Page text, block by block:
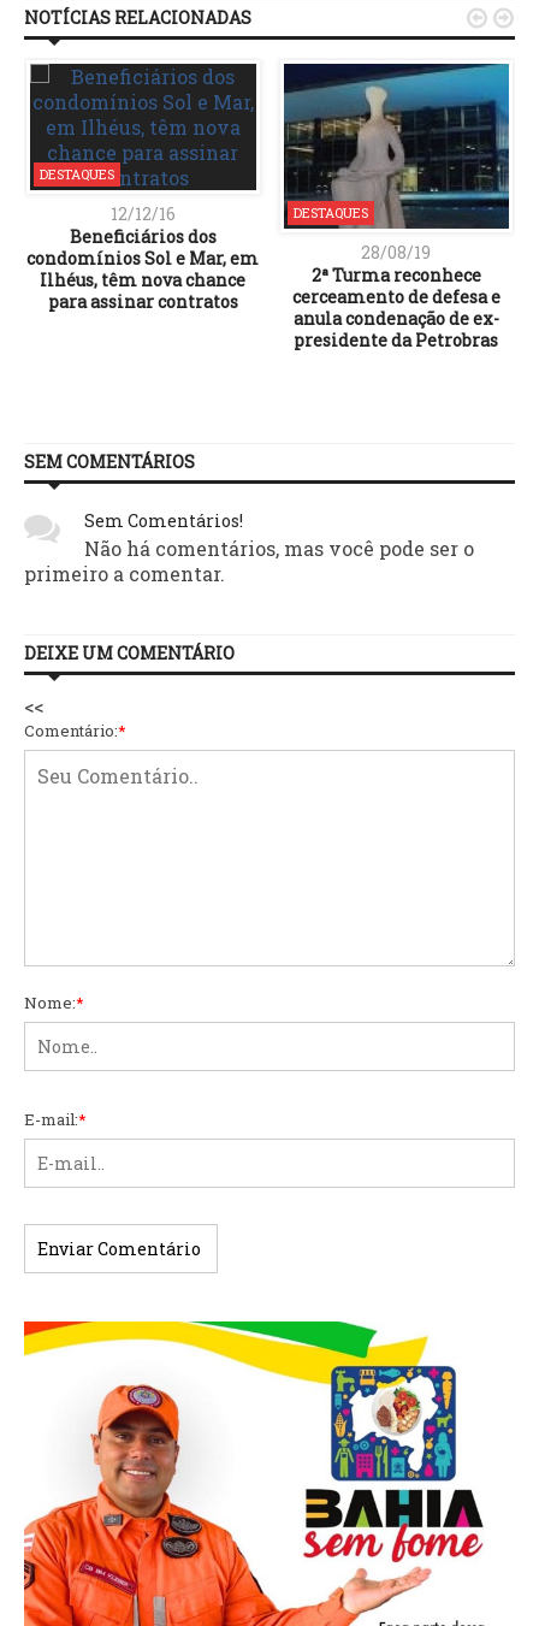
NOTÍCIAS RELACIONADAS
DESTAQUES
12/12/16
Beneficiários dos
condomínios Sol e Mar, em
Ilhéus, têm nova chance
para assinar contratos
DESTAQUES
28/08/19
2ª Turma reconhece
cerceamento de defesa e
anula condenação de ex-
presidente da Petrobras
 
SEM COMENTÁRIOS
Sem Comentários!
Não há comentários, mas você pode ser o
primeiro a comentar.
DEIXE UM COMENTÁRIO
<<
Comentário:*
Nome:*
E-mail:*